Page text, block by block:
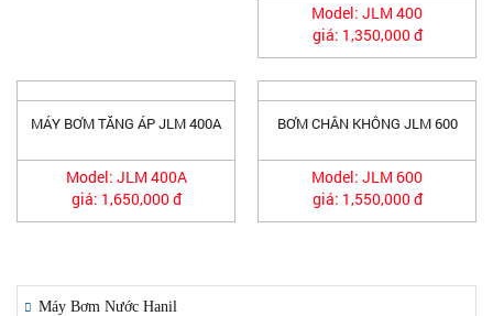
Model: JLM 400
giá: 1,350,000 đ
MÁY BƠM TĂNG ÁP JLM 400A
Model: JLM 400A
giá: 1,650,000 đ
BƠM CHÂN KHÔNG JLM 600
Model: JLM 600
giá: 1,550,000 đ
Máy Bơm Nước Hanil